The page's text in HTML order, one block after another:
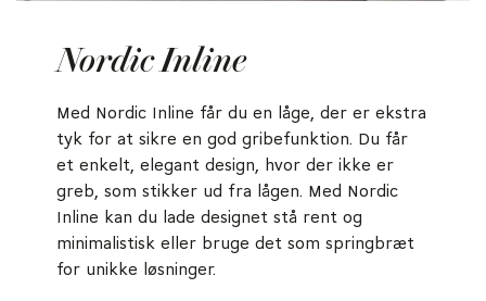
Nordic Inline
Med Nordic Inline får du en låge, der er ekstra
tyk for at sikre en god gribefunktion. Du får
et enkelt, elegant design, hvor der ikke er
greb, som stikker ud fra lågen. Med Nordic
Inline kan du lade designet stå rent og
minimalistisk eller bruge det som springbræt
for unikke løsninger.